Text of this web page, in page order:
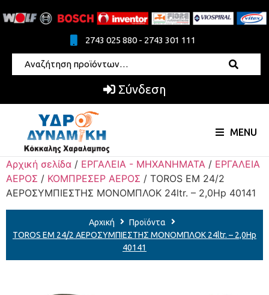
2743 025 880 - 2743 301 111
Σύνδεση
MENU
Αρχική σελίδα / ΕΡΓΑΛΕΙΑ - ΜΗΧΑΝΗΜΑΤΑ / ΕΡΓΑΛΕΙΑ
ΑΕΡΟΣ / ΚΟΜΠΡΕΣΕΡ ΑΕΡΟΣ / TOROS EM 24/2
ΑΕΡΟΣΥΜΠΙΕΣΤΗΣ ΜΟΝΟΜΠΛΟΚ 24ltr. – 2,0Hp 40141
Αρχική
Προϊόντα
TOROS EM 24/2 ΑΕΡΟΣΥΜΠΙΕΣΤΗΣ ΜΟΝΟΜΠΛΟΚ 24ltr. – 2,0Hp
40141